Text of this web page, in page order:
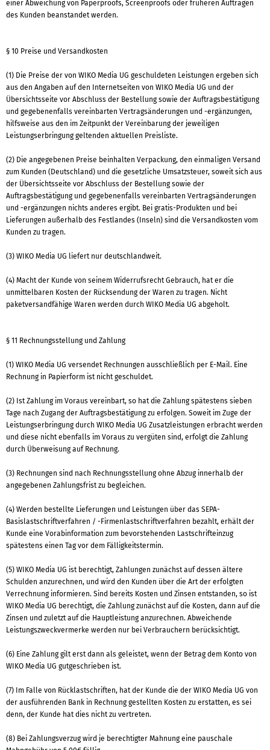
einer Abweichung von Paperproofs, Screenproofs oder früheren Aufträgen
des Kunden beanstandet werden.
§ 10 Preise und Versandkosten
(1) Die Preise der von WIKO Media UG geschuldeten Leistungen ergeben sich
aus den Angaben auf den Internetseiten von WIKO Media UG und der
Übersichtsseite vor Abschluss der Bestellung sowie der Auftragsbestätigung
und gegebenenfalls vereinbarten Vertragsänderungen und -ergänzungen,
hilfsweise aus den im Zeitpunkt der Vereinbarung der jeweiligen
Leistungserbringung geltenden aktuellen Preisliste.
(2) Die angegebenen Preise beinhalten Verpackung, den einmaligen Versand
zum Kunden (Deutschland) und die gesetzliche Umsatzsteuer, soweit sich aus
der Übersichtsseite vor Abschluss der Bestellung sowie der
Auftragsbestätigung und gegebenenfalls vereinbarten Vertragsänderungen
und -ergänzungen nichts anderes ergibt. Bei gratis-Produkten und bei
Lieferungen außerhalb des Festlandes (Inseln) sind die Versandkosten vom
Kunden zu tragen.
(3) WIKO Media UG liefert nur deutschlandweit.
(4) Macht der Kunde von seinem Widerrufsrecht Gebrauch, hat er die
unmittelbaren Kosten der Rücksendung der Waren zu tragen. Nicht
paketversandfähige Waren werden durch WIKO Media UG abgeholt.
§ 11 Rechnungsstellung und Zahlung
(1) WIKO Media UG versendet Rechnungen ausschließlich per E-Mail. Eine
Rechnung in Papierform ist nicht geschuldet.
(2) Ist Zahlung im Voraus vereinbart, so hat die Zahlung spätestens sieben
Tage nach Zugang der Auftragsbestätigung zu erfolgen. Soweit im Zuge der
Leistungserbringung durch WIKO Media UG Zusatzleistungen erbracht werden
und diese nicht ebenfalls im Voraus zu vergüten sind, erfolgt die Zahlung
durch Überweisung auf Rechnung.
(3) Rechnungen sind nach Rechnungsstellung ohne Abzug innerhalb der
angegebenen Zahlungsfrist zu begleichen.
(4) Werden bestellte Lieferungen und Leistungen über das SEPA-
Basislastschriftverfahren / -Firmenlastschriftverfahren bezahlt, erhält der
Kunde eine Vorabinformation zum bevorstehenden Lastschrifteinzug
spätestens einen Tag vor dem Fälligkeitstermin.
(5) WIKO Media UG ist berechtigt, Zahlungen zunächst auf dessen ältere
Schulden anzurechnen, und wird den Kunden über die Art der erfolgten
Verrechnung informieren. Sind bereits Kosten und Zinsen entstanden, so ist
WIKO Media UG berechtigt, die Zahlung zunächst auf die Kosten, dann auf die
Zinsen und zuletzt auf die Hauptleistung anzurechnen. Abweichende
Leistungszweckvermerke werden nur bei Verbrauchern berücksichtigt.
(6) Eine Zahlung gilt erst dann als geleistet, wenn der Betrag dem Konto von
WIKO Media UG gutgeschrieben ist.
(7) Im Falle von Rücklastschriften, hat der Kunde die der WIKO Media UG von
der ausführenden Bank in Rechnung gestellten Kosten zu erstatten, es sei
denn, der Kunde hat dies nicht zu vertreten.
(8) Bei Zahlungsverzug wird je berechtigter Mahnung eine pauschale